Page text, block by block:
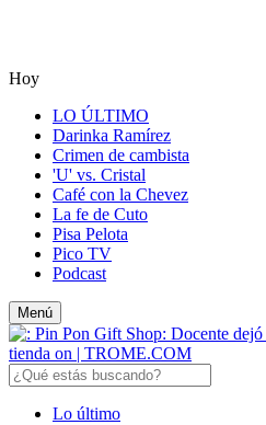
Hoy
LO ÚLTIMO
Darinka Ramírez
Crimen de cambista
'U' vs. Cristal
Café con la Chevez
La fe de Cuto
Pisa Pelota
Pico TV
Podcast
Menú
Lo último